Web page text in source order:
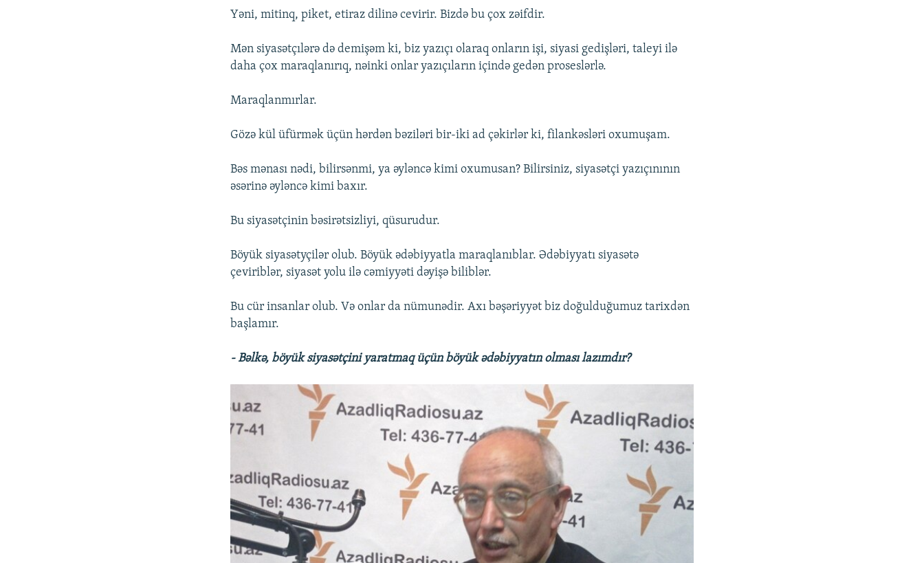
Yəni, mitinq, piket, etiraz dilinə cevirir. Bizdə bu çox zəifdir.
Mən siyasətçılərə də demişəm ki, biz yazıçı olaraq onların işi, siyasi gedişləri, taleyi ilə
daha çox maraqlanırıq, nəinki onlar yazıçıların içində gedən proseslərlə.
Maraqlanmırlar.
Gözə kül üfürmək üçün hərdən bəziləri bir-iki ad çəkirlər ki, filankəsləri oxumuşam.
Bəs mənası nədi, bilirsənmi, ya əyləncə kimi oxumusan? Bilirsiniz, siyasətçi yazıçınının
əsərinə əyləncə kimi baxır.
Bu siyasətçinin bəsirətsizliyi, qüsurudur.
Böyük siyasətyçilər olub. Böyük ədəbiyyatla maraqlanıblar. Ədəbiyyatı siyasətə
çeviriblər, siyasət yolu ilə cəmiyyəti dəyişə biliblər.
Bu cür insanlar olub. Və onlar da nümunədir. Axı bəşəriyyət biz doğulduğumuz tarixdən
başlamır.
- Bəlkə, böyük siyasətçini yaratmaq üçün böyük ədəbiyyatın olması lazımdır?